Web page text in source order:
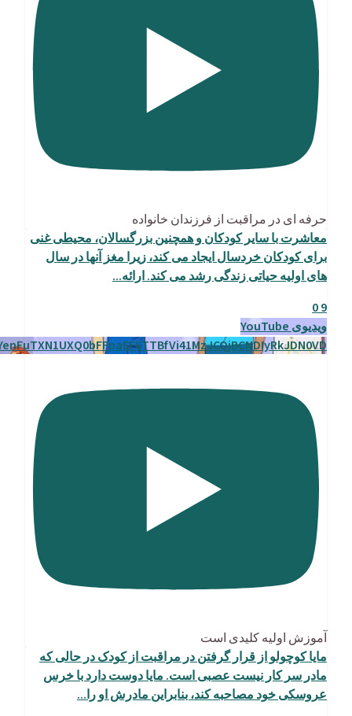
حرفه ای در مراقبت از فرزندان خانواده
معاشرت با سایر کودکان و همچنین بزرگسالان، محیطی غنی
برای کودکان خردسال ایجاد می کند، زیرا مغز آنها در سال
های اولیه حیاتی زندگی رشد می کند. ارائه...
9
0
ویدیوی YouTube
آموزش اولیه کلیدی است
مایا کوچولو از قرار گرفتن در مراقبت از کودک در حالی که
مادر سر کار نیست عصبی است. مایا دوست دارد با خرس
عروسکی خود مصاحبه کند، بنابراین مادرش او را...